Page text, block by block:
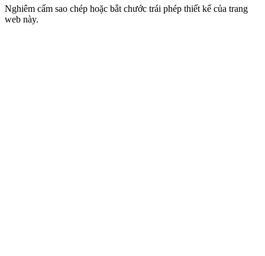
Nghiêm cấm sao chép hoặc bắt chước trái phép thiết kế của trang
web này.